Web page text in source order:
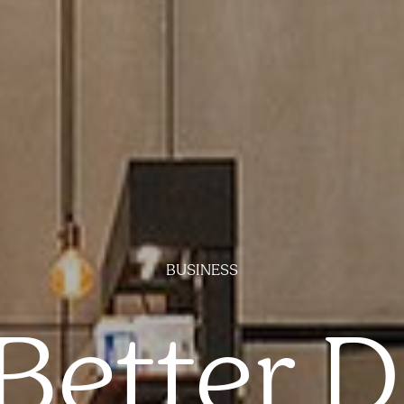
BUSINESS